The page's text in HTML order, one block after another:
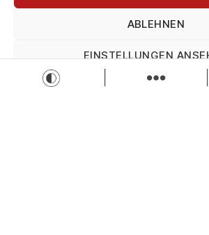
ABLEHNEN
EINSTELLUNGEN
Impressum